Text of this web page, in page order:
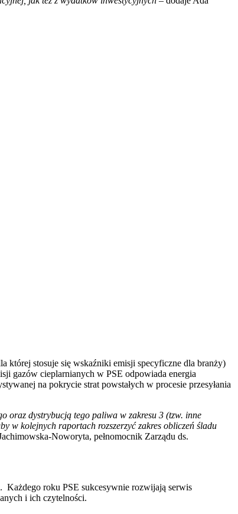
której stosuje się wskaźniki emisji specyficzne dla branży)
gazów cieplarnianych w PSE odpowiada energia
na pokrycie strat powstałych w procesie przesyłania
oraz dystrybucją tego paliwa w zakresu 3 (tzw. inne
w kolejnych raportach rozszerzyć zakres obliczeń śladu
Noworyta, pełnomocnik Zarządu ds.
Każdego roku PSE sukcesywnie rozwijają serwis
i ich czytelności.